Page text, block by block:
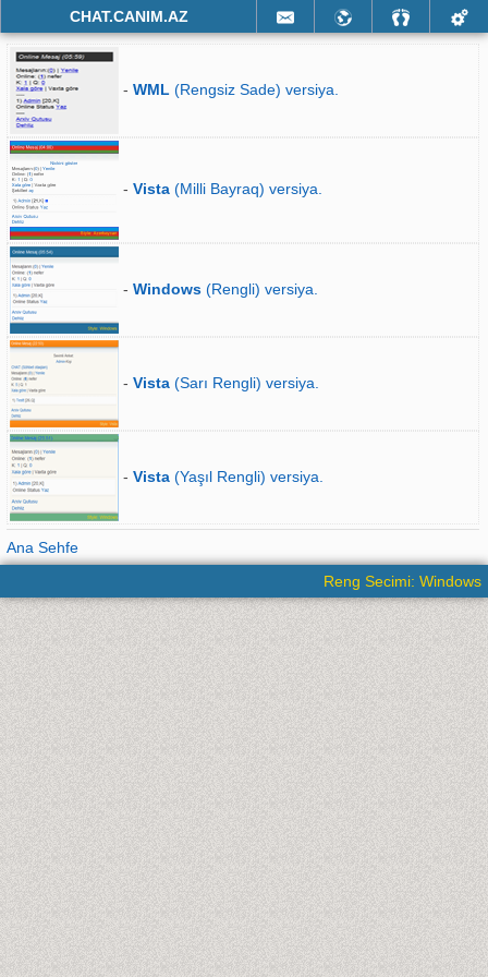
CHAT.CANIM.AZ
- WML (Rengsiz Sade) versiya.
- Vista (Milli Bayraq) versiya.
- Windows (Rengli) versiya.
- Vista (Sarı Rengli) versiya.
- Vista (Yaşıl Rengli) versiya.
Ana Sehfe
Reng Secimi: Windows